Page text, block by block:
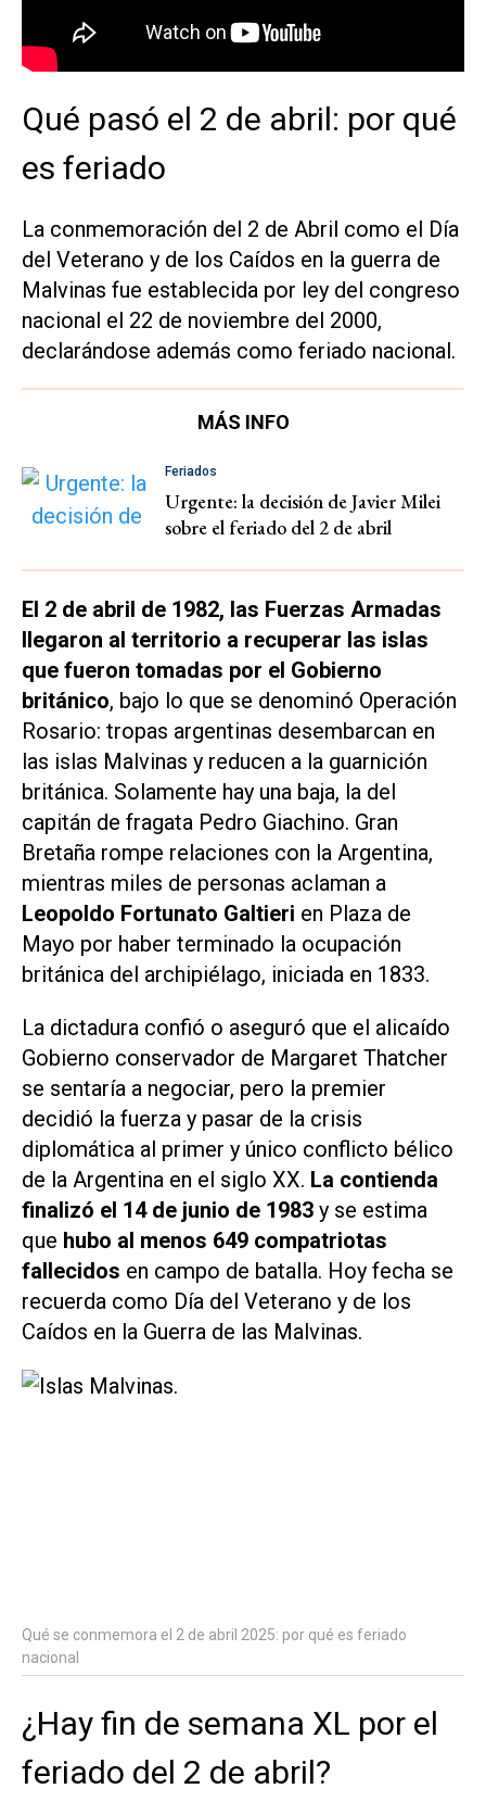
Qué pasó el 2 de abril: por qué
es feriado
La conmemoración del 2 de Abril como el Día
del Veterano y de los Caídos en la guerra de
Malvinas fue establecida por ley del congreso
nacional el 22 de noviembre del 2000,
declarándose además como feriado nacional.
MÁS INFO
Feriados
Urgente: la decisión de Javier Milei
sobre el feriado del 2 de abril
El 2 de abril de 1982, las Fuerzas Armadas
llegaron al territorio a recuperar las islas
que fueron tomadas por el Gobierno
británico, bajo lo que se denominó Operación
Rosario: tropas argentinas desembarcan en
las islas Malvinas y reducen a la guarnición
británica. Solamente hay una baja, la del
capitán de fragata Pedro Giachino. Gran
Bretaña rompe relaciones con la Argentina,
mientras miles de personas aclaman a
Leopoldo Fortunato Galtieri en Plaza de
Mayo por haber terminado la ocupación
británica del archipiélago, iniciada en 1833.
La dictadura confió o aseguró que el alicaído
Gobierno conservador de Margaret Thatcher
se sentaría a negociar, pero la premier
decidió la fuerza y pasar de la crisis
diplomática al primer y único conflicto bélico
de la Argentina en el siglo XX. La contienda
finalizó el 14 de junio de 1983 y se estima
que hubo al menos 649 compatriotas
fallecidos en campo de batalla. Hoy fecha se
recuerda como Día del Veterano y de los
Caídos en la Guerra de las Malvinas.
Qué se conmemora el 2 de abril 2025: por qué es feriado
nacional
¿Hay fin de semana XL por el
feriado del 2 de abril?